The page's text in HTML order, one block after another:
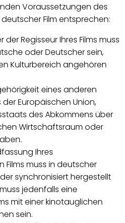
Voraussetzungen des
deutscher Film entsprechen:
der Regisseur Ihres Films muss
oder Deutscher sein,
Kulturbereich angehören
eines anderen
Europäischen Union,
des Abkommens über
Wirtschaftsraum oder
Ihres
muss in deutscher
synchronisiert hergestellt
jedenfalls eine
mit einer kinotauglichen
sein.